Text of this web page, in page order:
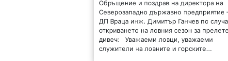
Обръщение и поздрав на директора на
Северозападно държавно предприятие
ДП Враца инж. Димитър Ганчев по
откриването на ловния сезон за
дивеч: Уважаеми ловци, уважаеми
служители на ловните и горските...